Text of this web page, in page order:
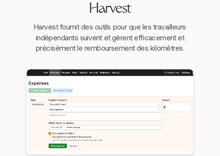
Harvest
Harvest fournit des outils pour que les travailleurs
indépendants suivent et gèrent efficacement et
précisément le remboursement des kilomètres.